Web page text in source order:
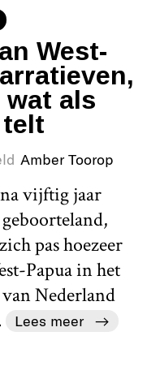
West-
wat als
Amber Toorop
vijftig jaar
pas hoezeer
Papua in het
Nederland
Lees meer